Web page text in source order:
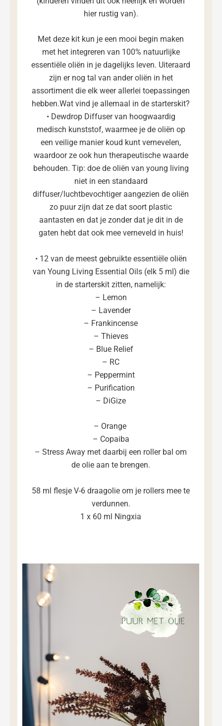
hier rustig van).
Met deze kit kun je een mooi begin maken
met het integreren van 100% natuurlijke
essentiële oliën in je dagelijks leven. Uiteraard
zijn er nog tal van ander oliën in het
assortiment die elk weer allerlei toepassingen
hebben.Wat vind je allemaal in de starterskit?
• Dewdrop Diffuser van hoogwaardig
medisch kunststof, waarmee je de oliën op
een veilige manier koud kunt vernevelen,
waardoor ze ook hun therapeutische waarde
behouden. Tip: doe de oliën van young living
niet in een standaard
diffuser/luchtbevochtiger aangezien de oliën
zo puur zijn dat ze dat soort plastic
aantasten en dat je zonder dat je dit in de
gaten hebt dat ook mee verneveld in huis!
• 12 van de meest gebruikte essentiële oliën
van Young Living Essential Oils (elk 5 ml) die
in de starterskit zitten, namelijk:
– Lemon
– Lavender
– Frankincense
– Thieves
– Blue Relief
– RC
– Peppermint
– Purification
– DiGize
– Orange
– Copaiba
– Stress Away met daarbij een roller bal om
de olie aan te brengen.
58 ml flesje V-6 draagolie om je rollers mee te
verdunnen.
1 x 60 ml Ningxia